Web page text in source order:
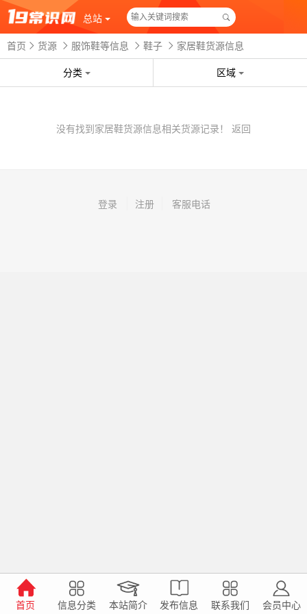
总站
首页 货源 服饰鞋等信息 鞋子 家居鞋货源信息
分类 区域
没有找到家居鞋货源信息相关货源记录！ 返回
登录 注册 客服电话
首页 信息分类 本站简介 发布信息 联系我们 会员中心